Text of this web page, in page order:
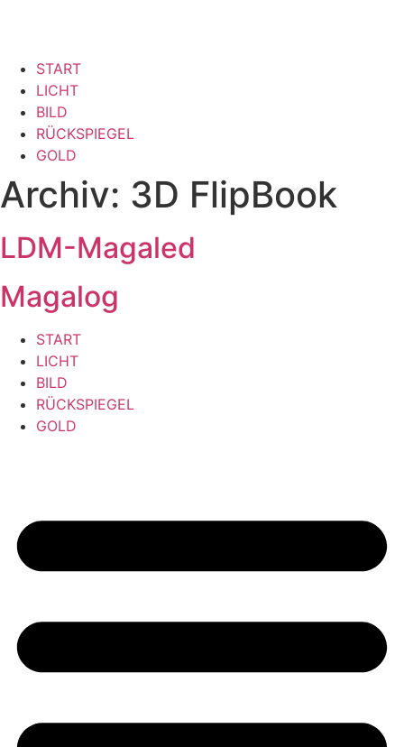
START
LICHT
BILD
RÜCKSPIEGEL
GOLD
Archiv: 3D FlipBook
LDM-Magaled
Magalog
START
LICHT
BILD
RÜCKSPIEGEL
GOLD